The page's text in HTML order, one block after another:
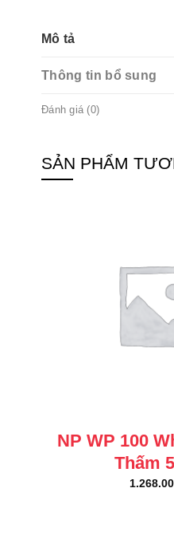
Mô tả
Thông tin bổ sung
Đánh giá (0)
SẢN PHẨM
NP WP 100
Thấm